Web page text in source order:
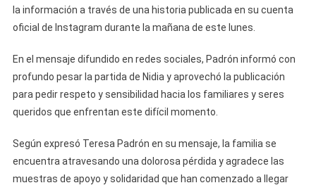
La
Habana,
la información a través de una historia publicada en su cuenta
oficial de Instagram durante la mañana de este lunes.
En el mensaje difundido en redes sociales, Padrón informó con
profundo pesar la partida de Nidia y aprovechó la publicación
para pedir respeto y sensibilidad hacia los familiares y seres
queridos que enfrentan este difícil momento.
Según expresó Teresa Padrón en su mensaje, la familia se
encuentra atravesando una dolorosa pérdida y agradece las
muestras de apoyo y solidaridad que han comenzado a llegar